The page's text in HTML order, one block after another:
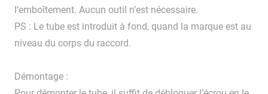
l’emboîtement. Aucun outil n’est nécessaire.
PS : Le tube est introduit à fond, quand la marque est au
niveau du corps du raccord.
Démontage :